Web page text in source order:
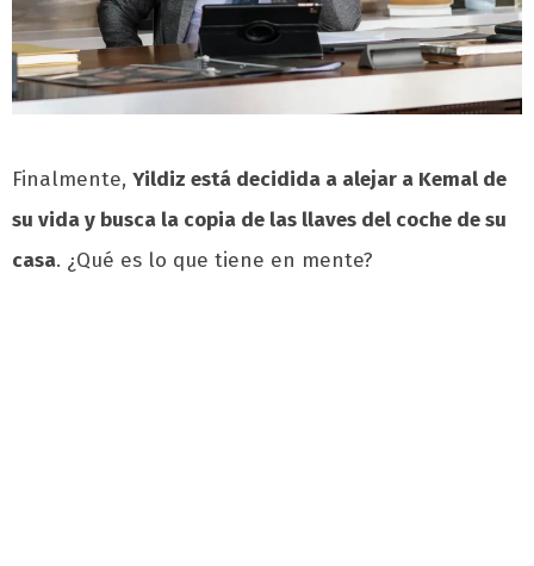
Finalmente, Yildiz está decidida a alejar a Kemal de
su vida y busca la copia de las llaves del coche de su
casa. ¿Qué es lo que tiene en mente?